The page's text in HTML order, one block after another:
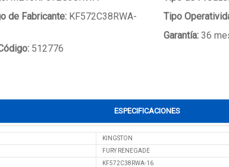
de Fabricante: KF572C38RWA-
512776
Tipo
Garantía:36
ESPECIFICACIONES
KINGSTON
FURY RENEGADE
KF572C38RWA-16